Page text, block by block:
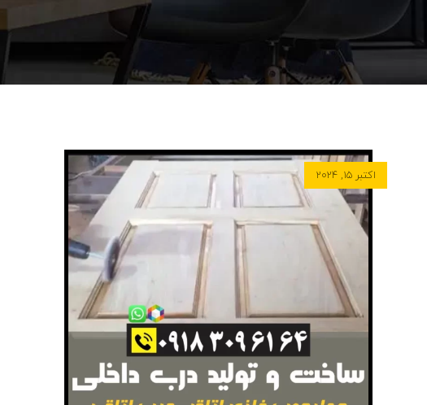
اکتبر ۱۵, ۲۰۲۴